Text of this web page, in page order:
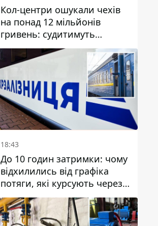
Кол-центри ошукали чехів
на понад 12 мільйонів
гривень: судитимуть
дніпрянина, який
організував
транснаціональну злочинну
організацію
18:43
До 10 годин затримки: чому
відхилились від графіка
потяги, які курсують через
Дніпро та область